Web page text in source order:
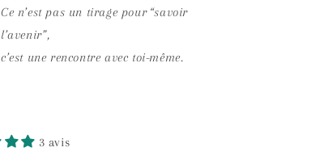
Ce n’est pas un tirage pour “savoir
l’avenir”,
c’est une rencontre avec toi-même.
3 avis